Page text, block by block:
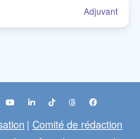
Adjuvant
| Comité de rédaction